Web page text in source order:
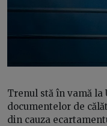
Trenul stă în vamă
documentelor de
din cauza